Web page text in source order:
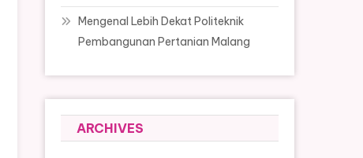
Mengenal Lebih Dekat Politeknik
Pembangunan Pertanian Malang
ARCHIVES